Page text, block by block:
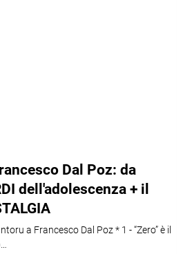
Dal Poz: da
dell'adolescenza + il
a Francesco Dal Poz * 1 - “Zero” è il